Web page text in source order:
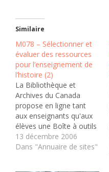
Similaire
M078 – Sélectionner et
évaluer des ressources
pour l’enseignement de
l’histoire (2)
La Bibliothèque et
Archives du Canada
propose en ligne tant
aux enseignants qu'aux
élèves une Boîte à outils
fort utile relativement
tant à la recherche en
13 décembre 2006
Dans "Annuaire de sites"